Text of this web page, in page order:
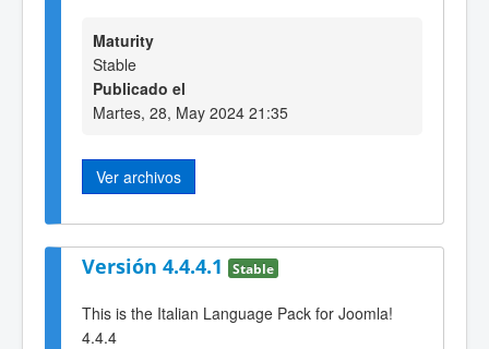
Maturity
Stable
Publicado el
Martes, 28, May 2024 21:35
Ver archivos
Versión 4.4.4.1 Stable
This is the Italian Language Pack for Joomla!
4.4.4